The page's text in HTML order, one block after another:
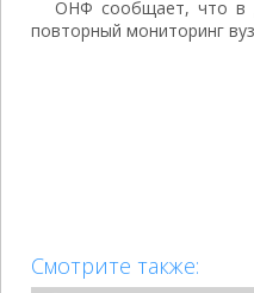
ОНФ сообщает, что в
повторный мониторинг
Смотрите также: